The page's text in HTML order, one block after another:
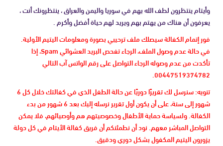
وأيتام ينتظرون لطف الله بهم في سوريا واليمن والعراق ، ينتظرونك أنت ،
يعرفون أن هناك من يهتم بهم ويريد لهم حياة أفضل وأكرم .
فور إتمام الكفالة سيصلك ملف ترحيبي بصورة ومعلومات اليتيم الأولية.
في حالة عدم وصول الملف، الرجاء تفحص البريد العشوائي Spam، إذا
تأكدت من عدم وصوله الرجاء التواصل على رقم الواتس آب التالي
00447519374782.
تنويه: سنرسل لك تقريرًا دوريًا عن حالة الطفل الذي في كفالتك خلال كل 6
شهور إلى سنة، على أن يكون أول تقرير نرسله إليك بعد 6 شهور من بدء
الكفالة. ولسياسة حماية الأطفال وخصوصيتهم هم وأوصيائهم، فلا يمكن
التواصل المباشر معهم. نود أن نطمئنكم أن فريق كفالة الأيتام في كل دولة
يزورون اليتيم المكفول بشكل دوري ودقيق.